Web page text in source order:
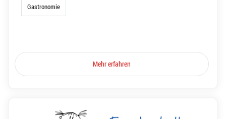
Gastronomie
Mehr erfahren